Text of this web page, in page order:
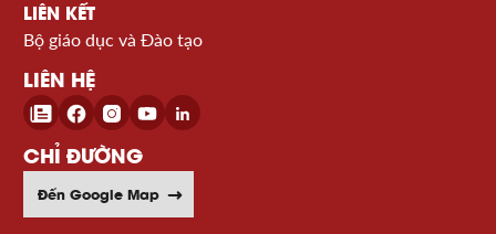
LIÊN KẾT
Bộ giáo dục và Đào tạo
LIÊN HỆ
CHỈ ĐƯỜNG
Đến Google Map